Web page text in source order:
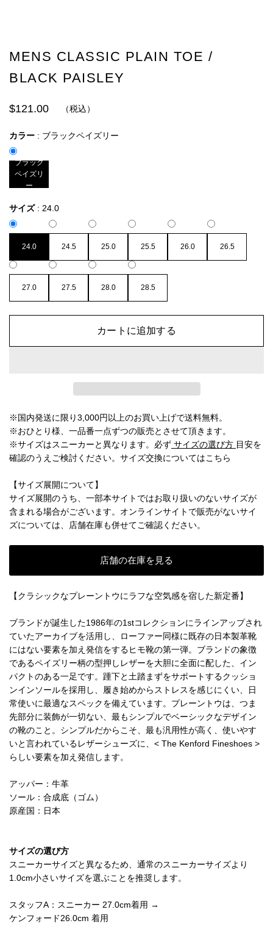
MENS CLASSIC PLAIN TOE /
BLACK PAISLEY
$121.00 （税込）
カラー : ブラックペイズリー
ブラック
ペイズリ
ー
サイズ : 24.0
24.0 24.5 25.0 25.5 26.0 26.5
27.0 27.5 28.0 28.5
カートに追加する
※国内発送に限り3,000円以上のお買い上げで送料無料。
※おひとり様、一品番一点ずつの販売とさせて頂きます。
※サイズはスニーカーと異なります。必ず サイズの選び方 目安を
確認のうえご検討ください。 サイズ交換についてはこちら
【サイズ展開について】
サイズ展開のうち、一部本サイトではお取り扱いのないサイズが
含まれる場合がございます。オンラインサイトで販売がないサイ
ズについては、店舗在庫も併せてご確認ください。
店舗の在庫を見る
【クラシックなプレーントウにラフな空気感を宿した新定番】
ブランドが誕生した1986年の1stコレクションにラインアップされ
ていたアーカイブを活用し、ローファー同様に既存の日本製革靴
にはない要素を加え発信をするヒモ靴の第一弾。ブランドの象徴
であるペイズリー柄の型押しレザーを大胆に全面に配した、イン
パクトのある一足です。踵下と土踏まずをサポートするクッショ
ンインソールを採用し、履き始めからストレスを感じにくい、日
常使いに最適なスペックを備えています。プレーントウは、つま
先部分に装飾が一切ない、最もシンプルでベーシックなデザイン
の靴のこと。シンプルだからこそ、最も汎用性が高く、使いやす
いと言われているレザーシューズに、< The Kenford Fineshoes >
らしい要素を加え発信します。
アッパー：牛革
ソール：合成底（ゴム）
原産国：日本
サイズの選び方
スニーカーサイズと異なるため、通常のスニーカーサイズより
1.0cm小さいサイズを選ぶことを推奨します。
スタッフA：スニーカー 27.0cm着用 →
ケンフォード26.0cm 着用